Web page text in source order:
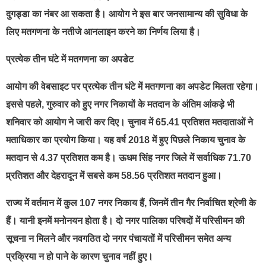
दुगड्डा का नंबर आ सकता है। आयोग ने इस बार जनसामान्य की सुविधा के
लिए मतगणना के नतीजे आनलाइन करने का निर्णय लिया है।
प्रत्येक तीन घंटे में मतगणना का अपडेट
आयोग की वेबसाइट पर प्रत्येक तीन घंटे में मतगणना का अपडेट मिलता रहेगा।
इससे पहले, गुरुवार को हुए नगर निकायों के मतदान के अंतिम आंकड़े भी
शनिवार को आयोग ने जारी कर दिए। चुनाव में 65.41 प्रतिशत मतदाताओं ने
मताधिकार का प्रयोग किया। यह वर्ष 2018 में हुए पिछले निकाय चुनाव के
मतदान से 4.37 प्रतिशत कम है। ऊधम सिंह नगर जिले में सर्वाधिक 71.70
प्र्रतिशत और देहरादून में सबसे कम 58.56 प्रतिशत मतदान हुआ।
राज्य में वर्तमान में कुल 107 नगर निकाय हैं, जिनमें तीन गैर निर्वाचित श्रेणी के
हैं। यानी इनमें मनोनयन होता है। दो नगर पालिका परिषदों में परिसीमन की
सूचना न मिलने और नवगठित दो नगर पंचायतों में परिसीमन समेत अन्य
प्रक्रिया न हो पाने के कारण चुनाव नहीं हुए।